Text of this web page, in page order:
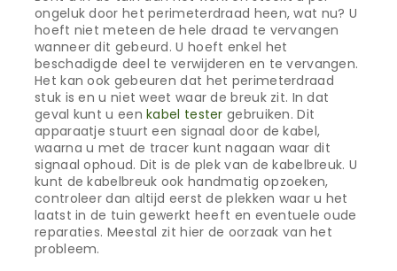
ongeluk door het perimeterdraad heen, wat nu? U
hoeft niet meteen de hele draad te vervangen
wanneer dit gebeurd. U hoeft enkel het
beschadigde deel te verwijderen en te vervangen.
Het kan ook gebeuren dat het perimeterdraad
stuk is en u niet weet waar de breuk zit. In dat
geval kunt u eenkabel tester gebruiken. Dit
apparaatje stuurt een signaal door de kabel,
waarna u met de tracer kunt nagaan waar dit
signaal ophoud. Dit is de plek van de kabelbreuk. U
kunt de kabelbreuk ook handmatig opzoeken,
controleer dan altijd eerst de plekken waar u het
laatst in de tuin gewerkt heeft en eventuele oude
reparaties. Meestal zit hier de oorzaak van het
probleem.